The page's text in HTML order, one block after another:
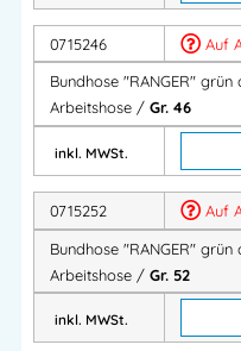
Strapazierfähiges
Verstärkte Taschen
Robuste
Entwickelt für
Verlängerbare
5 cm Saumzugabe
Flexible Anpassung
0715246
Auf
Bundhose "RANGER"
Arbeitshose / Gr. 46
inkl. MWSt.
0715252
Auf
Bundhose "RANGER"
Arbeitshose / Gr. 52
inkl. MWSt.